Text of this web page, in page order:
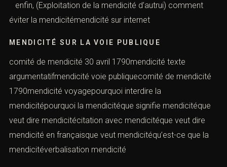
enfin, (Exploitation de la mendicité d’autrui) comment
éviter la mendicitémendicité sur internet
MENDICITÉ SUR LA VOIE PUBLIQUE
comité de mendicité 30 avril 1790mendicité texte
argumentatifmendicité voie publiquecomité de mendicité
1790mendicité voyagepourquoi interdire la
mendicitépourquoi la mendicitéque signifie mendicitéque
veut dire mendicitécitation avec mendicitéque veut dire
mendicité en françaisque veut mendicitéqu’est-ce que la
mendicitéverbalisation mendicité